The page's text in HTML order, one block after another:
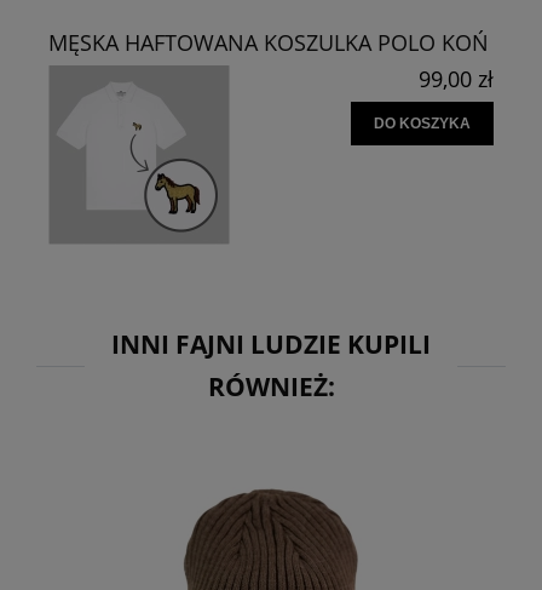
MĘSKA HAFTOWANA KOSZULKA POLO KOŃ
99,00 zł
DO KOSZYKA
INNI FAJNI LUDZIE KUPILI
RÓWNIEŻ: